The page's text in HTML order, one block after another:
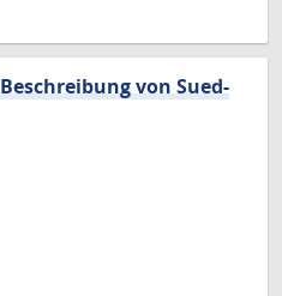
von Sued-